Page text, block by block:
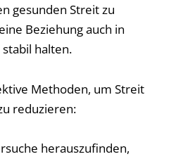
gesunden Streit zu
Beziehung auch in
halten.
Methoden, um Streit
reduzieren:
herauszufinden,